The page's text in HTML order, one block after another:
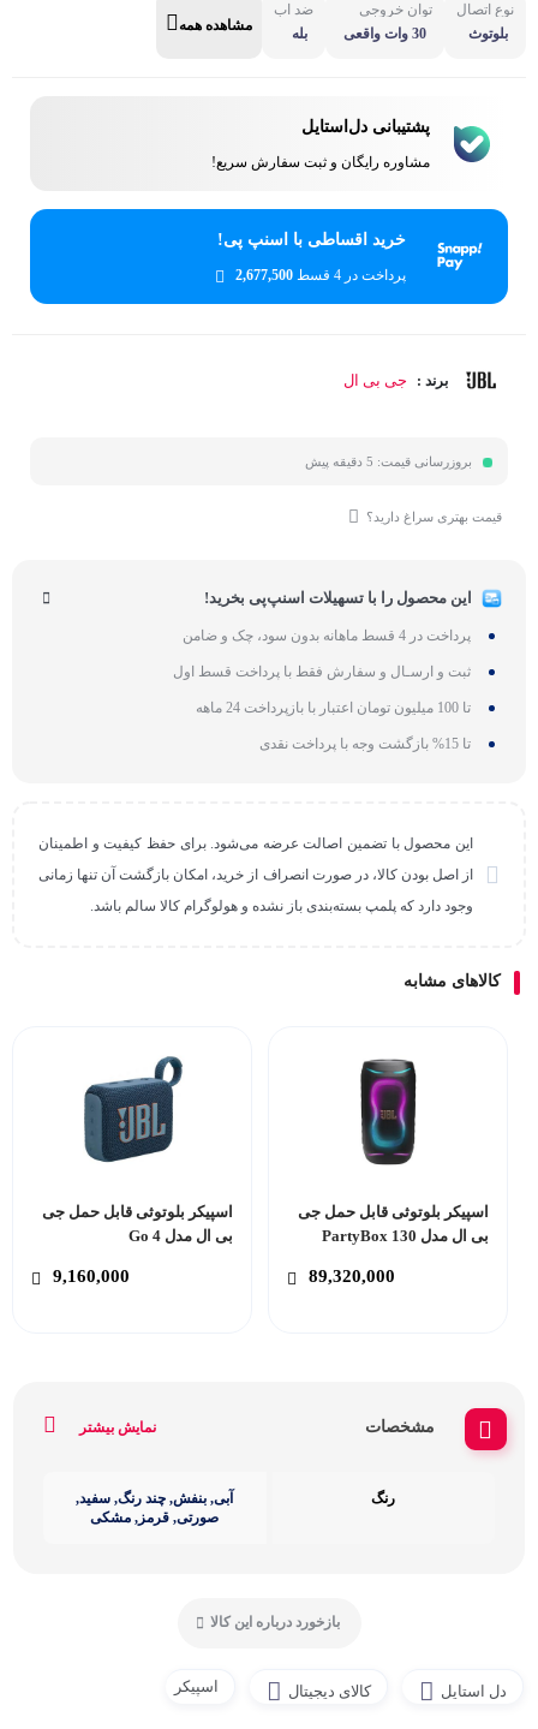
نوع اتصال
بلوتوث
توان خروجی
30 وات واقعی
ضد آب
بله
مشاهده همه
پشتیبانی دل‌استایل
مشاوره رایگان و ثبت سفارش سریع!
خرید اقساطی با اسنپ پی!
پرداخت در 4 قسط 2,677,500
برند : جی بی ال
بروزرسانی قیمت: 5 دقیقه پیش
قیمت بهتری سراغ دارید؟
این محصول را با تسهیلات اسنپ‌پی بخرید!
پرداخت در 4 قسط ماهانه بدون سود، چک و ضامن
ثبت و ارسـال و سفارش فقط با پرداخت قسط اول
تا 100 میلیون تومان اعتبار با بازپرداخت 24 ماهه
تا 15% بازگشت وجه با پرداخت نقدی
این محصول با تضمین اصالت عرضه می‌شود. برای حفظ کیفیت و اطمینان
از اصل بودن کالا، در صورت انصراف از خرید، امکان بازگشت آن تنها زمانی
وجود دارد که پلمپ بسته‌بندی باز نشده و هولوگرام کالا سالم باشد.
کالاهای مشابه
اسپیکر بلوتوثی قابل حمل جی
بی ال مدل PartyBox 130
89,320,000
اسپیکر بلوتوثی قابل حمل جی
بی ال مدل Go 4
9,160,000
مشخصات نمایش بیشتر
رنگ
آبی, بنفش, چند رنگ, سفید,
صورتی, قرمز, مشکی
بازخورد درباره این کالا
دل استایل کالای دیجیتال اسپیکر